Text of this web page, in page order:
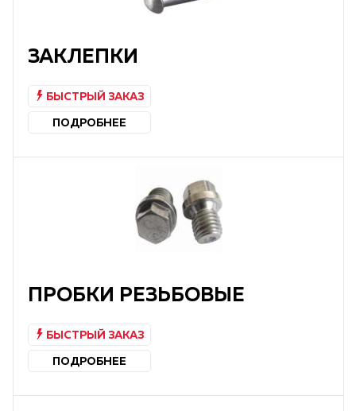
ЗАКЛЕПКИ
БЫСТРЫЙ ЗАКАЗ
ПОДРОБНЕЕ
ПРОБКИ РЕЗЬБОВЫЕ
БЫСТРЫЙ ЗАКАЗ
ПОДРОБНЕЕ